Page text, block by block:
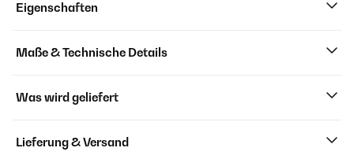
Eigenschaften
Maße & Technische Details
Was wird geliefert
Lieferung & Versand